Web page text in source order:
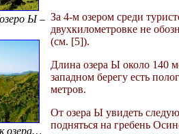
Ы–
озера…
За 4-м озером среди
двухкилометровке не
(см. [5]).
Длина озера Ы около 140
западном берегу есть
метров.
От озера Ы увидеть
подняться на гребень